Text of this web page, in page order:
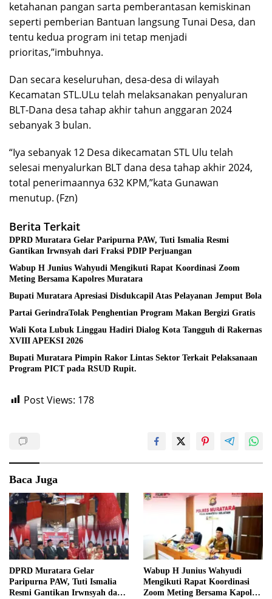
ketahanan pangan sarta pemberantasan kemiskinan
seperti pemberian Bantuan langsung Tunai Desa, dan
tentu kedua program ini tetap menjadi
prioritas,”imbuhnya.
Dan secara keseluruhan, desa-desa di wilayah
Kecamatan STL.ULu telah melaksanakan penyaluran
BLT-Dana desa tahap akhir tahun anggaran 2024
sebanyak 3 bulan.
“Iya sebanyak 12 Desa dikecamatan STL Ulu telah
selesai menyalurkan BLT dana desa tahap akhir 2024,
total penerimaannya 632 KPM,”kata Gunawan
menutup. (Fzn)
Berita Terkait
DPRD Muratara Gelar Paripurna PAW, Tuti Ismalia Resmi
Gantikan Irwnsyah dari Fraksi PDIP Perjuangan
Wabup H Junius Wahyudi Mengikuti Rapat Koordinasi Zoom
Meting Bersama Kapolres Muratara
Bupati Muratara Apresiasi Disdukcapil Atas Pelayanan Jemput Bola
Partai GerindraTolak Penghentian Program Makan Bergizi Gratis
Wali Kota Lubuk Linggau Hadiri Dialog Kota Tangguh di Rakernas
XVIII APEKSI 2026
Bupati Muratara Pimpin Rakor Lintas Sektor Terkait Pelaksanaan
Program PICT pada RSUD Rupit.
Post Views: 178
Baca Juga
DPRD Muratara Gelar
Paripurna PAW, Tuti Ismalia
Resmi Gantikan Irwnsyah dari
Wabup H Junius Wahyudi
Mengikuti Rapat Koordinasi
Zoom Meting Bersama Kapolres